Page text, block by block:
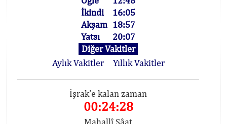
İkindi
16:05
Akşam 18:57
Yatsı
20:07
Diğer Vakitler
Aylık Vakitler
Yıllık Vakitler
İşrak'e kalan zaman
00:24:28
Mahallî Sâat